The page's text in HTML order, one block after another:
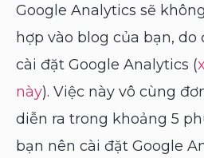
Google Analytics sẽ
hợp vào blog của bạn, do
cài đặt Google Analytics (
này). Việc này vô cùng
diễn ra trong khoảng 5
bạn nên cài đặt Google